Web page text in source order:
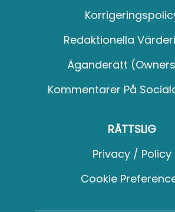
Redaktionella
Äganderätt
Kommentarer På
RÄTTSLIG
Privacy / Policy
Cookie